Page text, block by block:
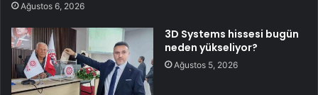
Ağustos 6, 2026
3D Systems hissesi bugün
neden yükseliyor?
Ağustos 5, 2026